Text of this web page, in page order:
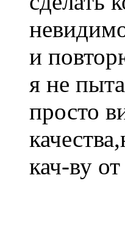
и
я не
просто
кач-ву